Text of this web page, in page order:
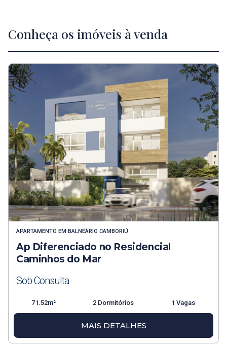
Conheça os imóveis à venda
APARTAMENTO EM BALNEÁRIO CAMBORIÚ
Ap Diferenciado no Residencial
Caminhos do Mar
Sob Consulta
71.52m² 2 Dormitórios 1 Vagas
MAIS DETALHES